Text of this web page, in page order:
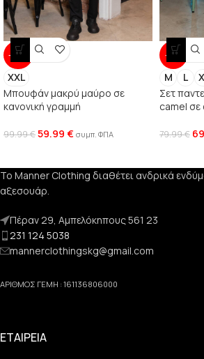
-40%
XXL
Μπουφάν μακρύ μαύρο σε
κανονική γραμμή
99.99€59.99 € συμπ. ΦΠΑ
-13%
M L
Σετ
camel σε
79.99€
Το Manner Clothing διαθέτει ανδρικά
αξεσουάρ.
Πέραν 29, Αμπελόκηπους 561 23
231 124 5038
mannerclothingskg@gmail.com
ΑΡΙΘΜΟΣ ΓΕΜΗ : 161136806000
ΕΤΑΙΡΕΙΑ